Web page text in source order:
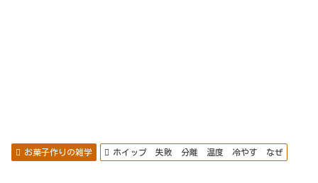
お菓子作りの雑学 ホイップ 失敗 分離 温度 冷やす なぜ